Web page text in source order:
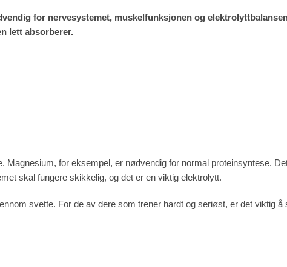
for nervesystemet, muskelfunksjonen og
lett absorberer.
Magnesium, for eksempel, er nødvendig for normal proteinsyntese.
skal fungere skikkelig, og det er en viktig elektrolytt.
svette. For de av dere som trener hardt og seriøst, er det viktig